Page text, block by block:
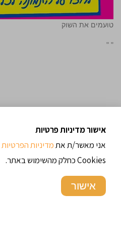
טועמים את השוק
"
"
אישור מדיניות פרטיות
אני מאשר/ת אתמדיניות הפרטיות
Cookies כחלק מהשימוש באתר.
אישור